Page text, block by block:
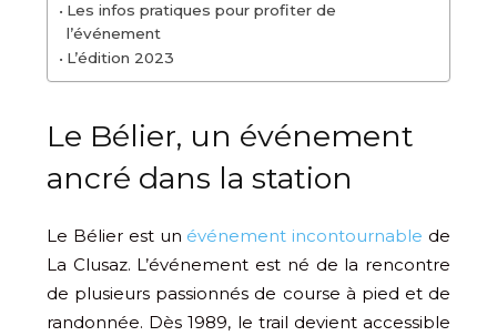
Les infos pratiques pour profiter de
l’événement
L’édition 2023
Le Bélier, un événement
ancré dans la station
Le Bélier est un événement incontournable de
La Clusaz. L’événement est né de la rencontre
de plusieurs passionnés de course à pied et de
randonnée. Dès 1989, le trail devient accessible